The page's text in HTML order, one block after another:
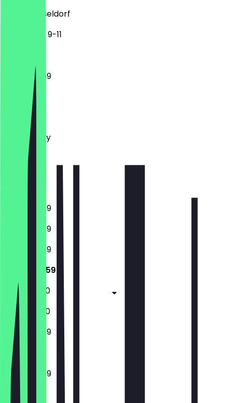
Düsseldorf
Flinger Str. 9-11
12:00 - 23:59
Monday
Tuesday
Wednesday
Thursday
Friday
Saturday
12:00 - 23:59
12:00 - 23:59
12:00 - 23:59
12:00 - 23:59
12:00 - 01:00
12:00 - 01:00
12:00 - 23:59
12:00 - 23:59